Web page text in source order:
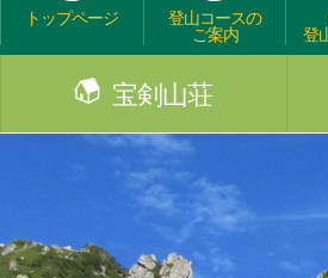
トップページ
登山コースの
ご案内
登
宝剣山荘